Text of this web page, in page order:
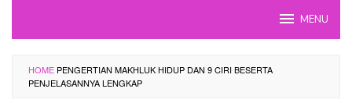
MENU
HOME PENGERTIAN MAKHLUK HIDUP DAN 9 CIRI BESERTA
PENJELASANNYA LENGKAP